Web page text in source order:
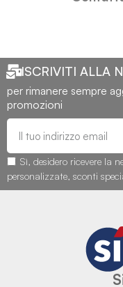
ISCRIVITI ALLA
per rimanere sempre
promozioni
Sì, desidero ricevere la
personalizzate, sconti